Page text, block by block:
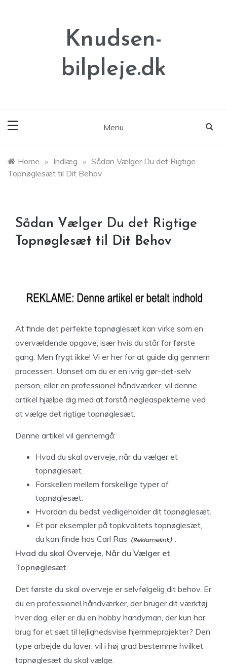
Knudsen-
bilpleje.dk
Menu
Home » Indlæg » Sådan Vælger Du det Rigtige
Topnøglesæt til Dit Behov
Sådan Vælger Du det Rigtige
Topnøglesæt til Dit Behov
At finde det perfekte topnøglesæt kan virke som en
overvældende opgave, især hvis du står for første
gang. Men frygt ikke! Vi er her for at guide dig gennem
processen. Uanset om du er en ivrig gør-det-selv
person, eller en professionel håndværker, vil denne
artikel hjælpe dig med at forstå nøgleaspekterne ved
at vælge det rigtige topnøglesæt.
Denne artikel vil gennemgå:
Hvad du skal overveje, når du vælger et
topnøglesæt.
Forskellen mellem forskellige typer af
topnøglesæt.
Hvordan du bedst vedligeholder dit topnøglesæt.
Et par eksempler på topkvalitets topnøglesæt,
du kan finde hos Carl Ras
.
Hvad du skal Overveje, Når du Vælger et
Topnøglesæt
Det første du skal overveje er selvfølgelig dit behov. Er
du en professionel håndværker, der bruger dit værktøj
hver dag, eller er du en hobby handyman, der kun har
brug for et sæt til lejlighedsvise hjemmeprojekter? Den
type arbejde du laver, vil i høj grad bestemme hvilket
topnøglesæt du skal vælge.